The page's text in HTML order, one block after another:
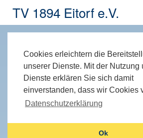
TV 1894 Eitorf e.V.
Cookies erleichtern die
unserer Dienste. Mit der Nutzung
Dienste erklären Sie sich damit
einverstanden, dass wir Cookies
Datenschutzerklärung
Ok